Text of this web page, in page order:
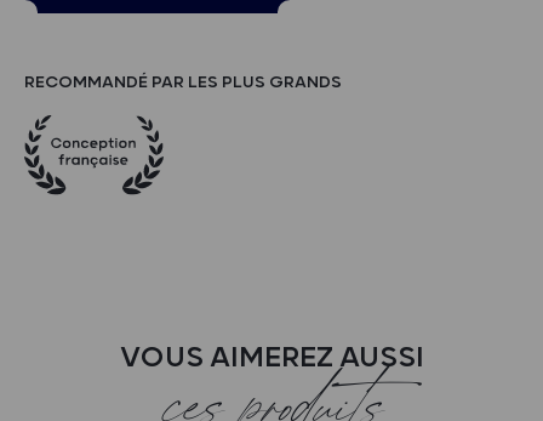
RECOMMANDÉ PAR LES PLUS GRANDS
VOUS AIMEREZ AUSSI